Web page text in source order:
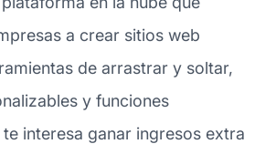
a crear sitios web
de arrastrar y soltar,
y funciones
interesa ganar ingresos extra